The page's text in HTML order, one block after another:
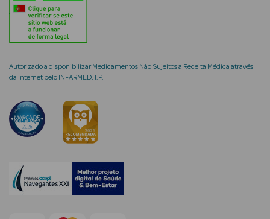
Rosto e
Cosmética
Hidratantes
Séruns Faciais
Creme de Olhos
Autorizado a disponibilizar Medicamentos Não Sujeitos a Receita Médica através
da Internet pelo INFARMED, I.P.